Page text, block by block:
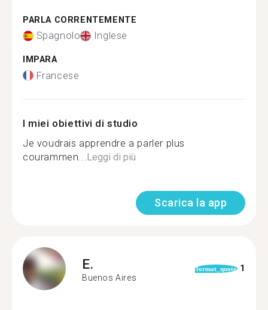
PARLA CORRENTEMENTE
Spagnolo Inglese
IMPARA
Francese
I miei obiettivi di studio
Je voudrais apprendre a parler plus
courammen... Leggi di più
Scarica la app
E.
Buenos Aires
format_quote 1